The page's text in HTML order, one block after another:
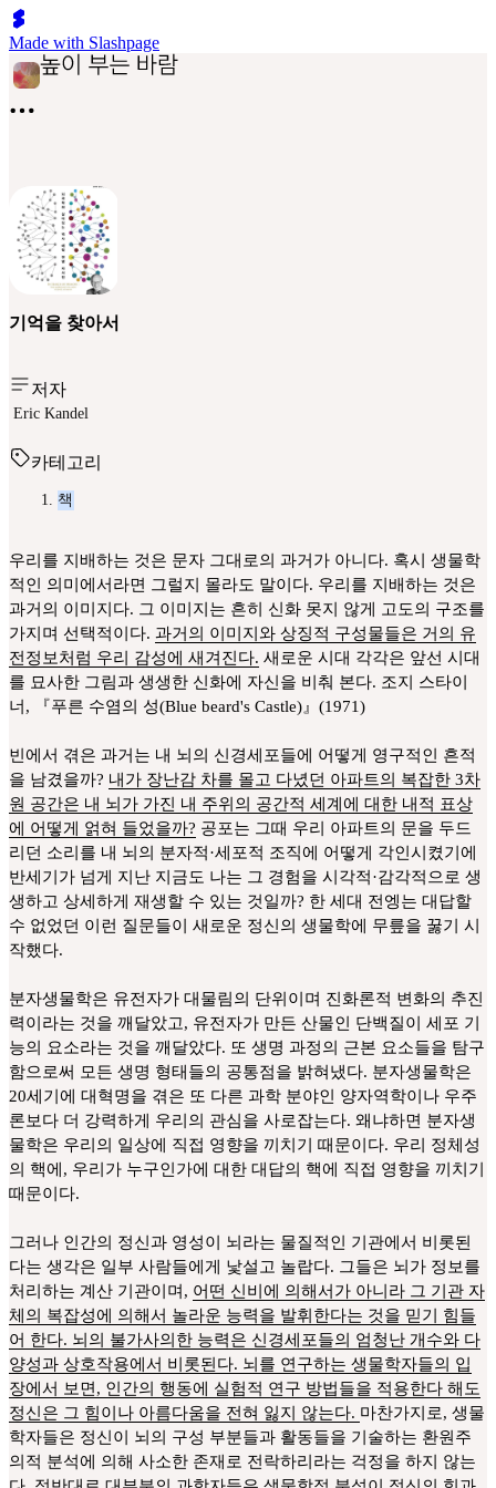
Made with Slashpage
기억을 찾아서
저자
Eric Kandel
카테고리
책
우리를 지배하는 것은 문자 그대로의 과거가 아니다. 혹시 생물학
적인 의미에서라면 그럴지 몰라도 말이다. 우리를 지배하는 것은
과거의 이미지다. 그 이미지는 흔히 신화 못지 않게 고도의 구조를
가지며 선택적이다. 과거의 이미지와 상징적 구성물들은 거의 유
전정보처럼 우리 감성에 새겨진다. 새로운 시대 각각은 앞선 시대
를 묘사한 그림과 생생한 신화에 자신을 비춰 본다. 조지 스타이
너, 『푸른 수염의 성(Blue beard's Castle)』(1971)
빈에서 겪은 과거는 내 뇌의 신경세포들에 어떻게 영구적인 흔적
을 남겼을까? 내가 장난감 차를 몰고 다녔던 아파트의 복잡한 3차
원 공간은 내 뇌가 가진 내 주위의 공간적 세계에 대한 내적 표상
에 어떻게 얽혀 들었을까? 공포는 그때 우리 아파트의 문을 두드
리던 소리를 내 뇌의 분자적·세포적 조직에 어떻게 각인시켰기에
반세기가 넘게 지난 지금도 나는 그 경험을 시각적·감각적으로 생
생하고 상세하게 재생할 수 있는 것일까? 한 세대 전엥는 대답할
수 없었던 이런 질문들이 새로운 정신의 생물학에 무릎을 꿇기 시
작했다.
분자생물학은 유전자가 대물림의 단위이며 진화론적 변화의 추진
력이라는 것을 깨달았고, 유전자가 만든 산물인 단백질이 세포 기
능의 요소라는 것을 깨달았다. 또 생명 과정의 근본 요소들을 탐구
함으로써 모든 생명 형태들의 공통점을 밝혀냈다. 분자생물학은
20세기에 대혁명을 겪은 또 다른 과학 분야인 양자역학이나 우주
론보다 더 강력하게 우리의 관심을 사로잡는다. 왜냐하면 분자생
물학은 우리의 일상에 직접 영향을 끼치기 때문이다. 우리 정체성
의 핵에, 우리가 누구인가에 대한 대답의 핵에 직접 영향을 끼치기
때문이다.
그러나 인간의 정신과 영성이 뇌라는 물질적인 기관에서 비롯된
다는 생각은 일부 사람들에게 낯설고 놀랍다. 그들은 뇌가 정보를
처리하는 계산 기관이며, 어떤 신비에 의해서가 아니라 그 기관 자
체의 복잡성에 의해서 놀라운 능력을 발휘한다는 것을 믿기 힘들
어 한다. 뇌의 불가사의한 능력은 신경세포들의 엄청난 개수와 다
양성과 상호작용에서 비롯된다. 뇌를 연구하는 생물학자들의 입
장에서 보면, 인간의 행동에 실험적 연구 방법들을 적용한다 해도
정신은 그 힘이나 아름다움을 전혀 잃지 않는다. 마찬가지로, 생물
학자들은 정신이 뇌의 구성 부분들과 활동들을 기술하는 환원주
의적 분석에 의해 사소한 존재로 전락하리라는 걱정을 하지 않는